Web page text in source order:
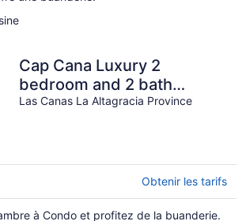
Cap Cana Luxury 2
bedroom and 2 bath
condo, Pool, near Juanillo
Las Canas La Altagracia Province
Obtenir les tarifs
à Condo et profitez de la buanderie.